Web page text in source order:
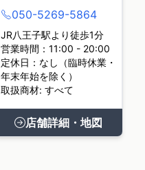
050-5269-5864
JR八王子駅より徒歩1分
営業時間：11:00 - 20:00
定休日：なし（臨時休業・
年末年始を除く）
取扱商材: すべて
店舗詳細・地図